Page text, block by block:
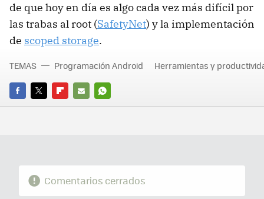
de que hoy en día es algo cada vez más difícil por
las trabas al root (SafetyNet) y la implementación
de scoped storage.
FACEBOOK
TWITTERFLIPBOARD
E-
WHATSAPP
TEMAS Programación Android Herramientas y
Comentarios cerrados